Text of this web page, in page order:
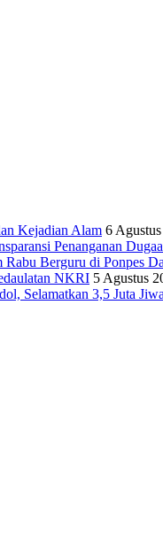
Kejadian Alam 6
Penanganan
Rabu Berguru di Ponpes
NKRI 5 Agustus
Selamatkan 3,5 Juta Jiwa